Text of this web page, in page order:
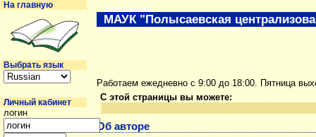
Работаем ежедневно с 9:00 до 18:00. Пятница
С этой страницы вы можете:
Об авторе
МАУК "Полысаевская
На главную
Выбрать язык
Личный кабинет
логин